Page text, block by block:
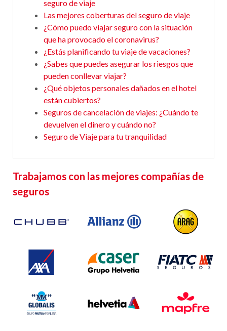
seguro de viaje
Las mejores coberturas del seguro de viaje
¿Cómo puedo viajar seguro con la situación
que ha provocado el coronavirus?
¿Estás planificando tu viaje de vacaciones?
¿Sabes que puedes asegurar los riesgos que
pueden conllevar viajar?
¿Qué objetos personales dañados en el hotel
están cubiertos?
Seguros de cancelación de viajes: ¿Cuándo te
devuelven el dinero y cuándo no?
Seguro de Viaje para tu tranquilidad
Trabajamos con las mejores compañías de
seguros